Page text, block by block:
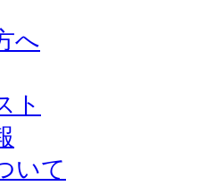
へ
ト
いて